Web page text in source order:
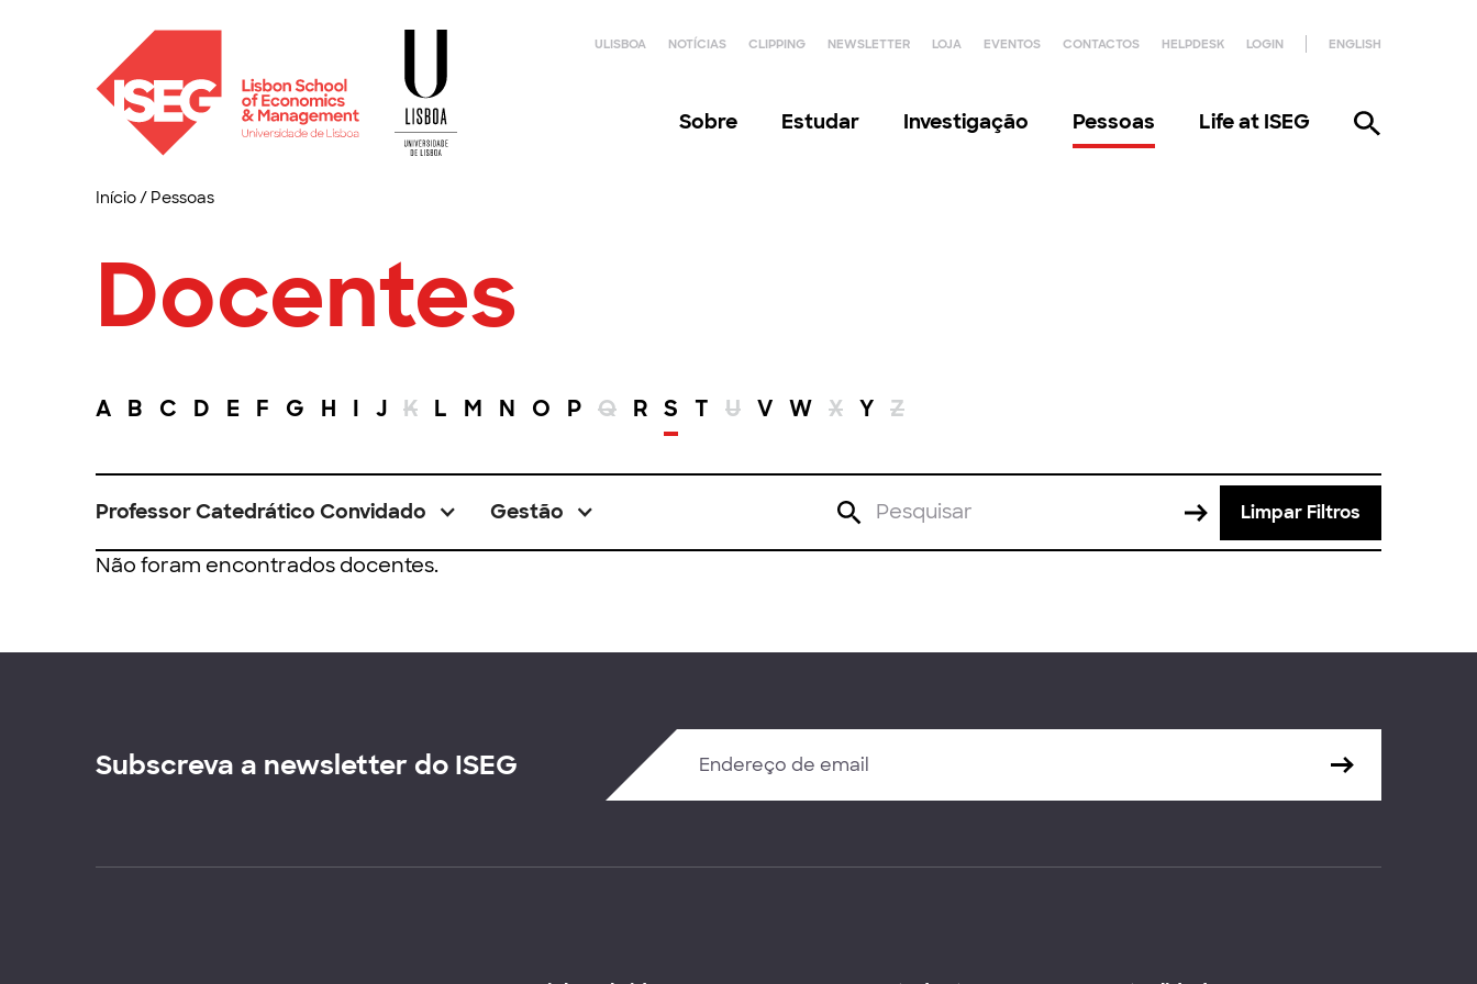
ULISBOA NOTÍCIAS CLIPPING NEWSLETTER LOJA EVENTOS CONTACTOS HELPDESK LOGIN ENGLISH
Sobre Estudar Investigação Pessoas Life at ISEG
Início/ Pessoas
Docentes
A B C D E F G H I J K L M N O P Q R S T U V W X Y Z
Professor Catedrático Convidado Gestão Limpar Filtros
Não foram encontrados docentes.
Subscreva a newsletter do ISEG